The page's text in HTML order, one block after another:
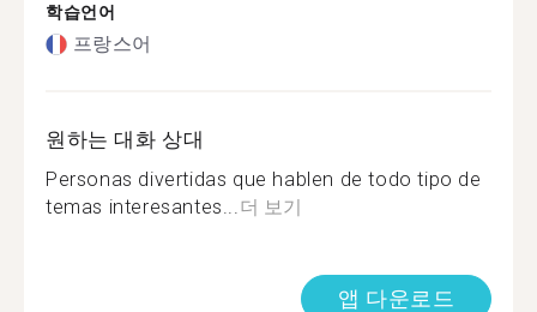
학습언어
프랑스어
원하는 대화 상대
Personas divertidas que hablen de todo tipo de
temas interesantes...더 보기
앱 다운로드